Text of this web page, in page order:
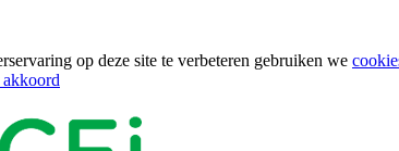
op deze site te verbeteren gebruiken we